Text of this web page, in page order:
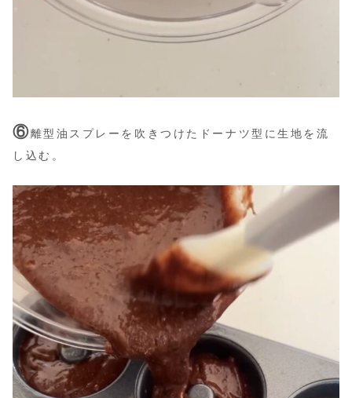
⑥離型油スプレーを吹きつけたドーナツ型に生地を流
し込む。